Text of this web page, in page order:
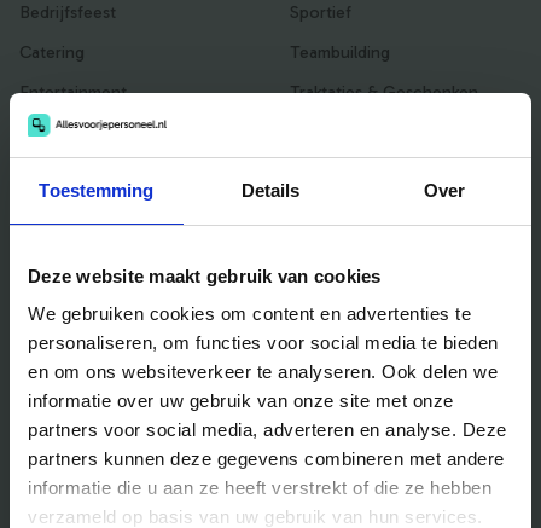
Toestemming Details Over
Deze website maakt gebruik van cookies
We gebruiken cookies om content en advertenties te
personaliseren, om functies voor social media te bieden
en om ons websiteverkeer te analyseren. Ook delen we
informatie over uw gebruik van onze site met onze
partners voor social media, adverteren en analyse. Deze
partners kunnen deze gegevens combineren met andere
informatie die u aan ze heeft verstrekt of die ze hebben
verzameld op basis van uw gebruik van hun services.
Bedrijfsfeest
Catering
Entertainment
Facilitair
Sportief
Teambuilding
Traktaties & Geschenken
Handig voor jou
Blog
Veelgestelde vragen
Bedrijfsuitjes
Bedrijfsuitje outdoor
Bedrijfsuitje indoor
Bedrijfsuitje actief